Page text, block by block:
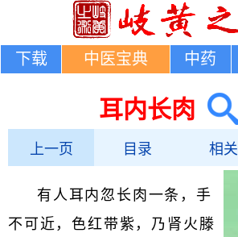
下载 中医宝典 中药
耳内长肉
上一页 目录 相关
有人耳内忽长肉一条，手
不可近，色红带紫，乃肾火滕